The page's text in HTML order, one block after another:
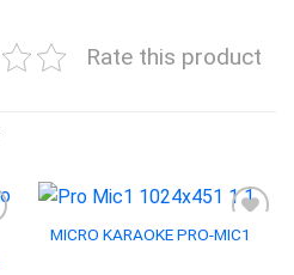
Rate this product
MICRO KARAOKE PRO-MIC1